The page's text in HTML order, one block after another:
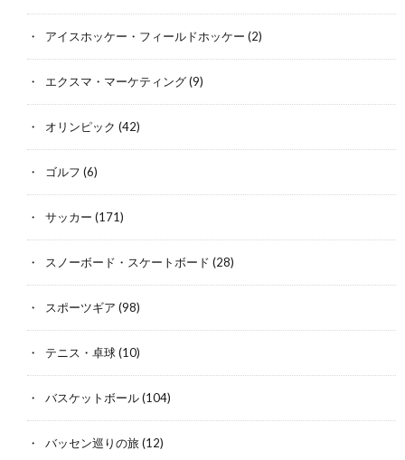
アイスホッケー・フィールドホッケー (2)
エクスマ・マーケティング(9)
オリンピック (42)
ゴルフ (6)
サッカー (171)
スノーボード・スケートボード (28)
スポーツギア (98)
テニス・卓球(10)
バスケットボール(104)
バッセン巡りの旅(12)